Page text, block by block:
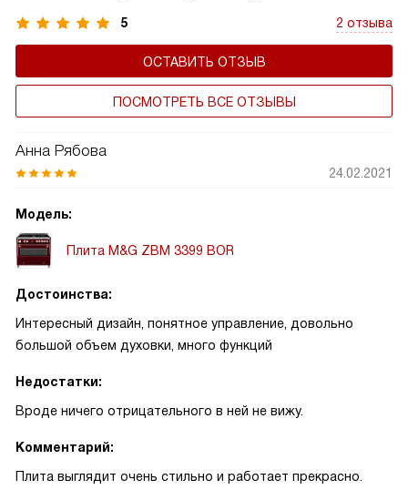
5 2 отзыва
ОСТАВИТЬ ОТЗЫВ
ПОСМОТРЕТЬ ВСЕ ОТЗЫВЫ
Анна Рябова
24.02.2021
Модель:
Плита M&G ZBM 3399 BOR
Достоинства:
Интересный дизайн, понятное управление, довольно
большой объем духовки, много функций
Недостатки:
Вроде ничего отрицательного в ней не вижу.
Комментарий:
Плита выглядит очень стильно и работает прекрасно.